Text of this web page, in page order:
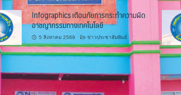
Infographics เตือนภัยการกระทำความผิด
อาชญากรรมทางเทคโนโลยี
5 สิงหาคม 2569 ข่าวประชาสัมพันธ์